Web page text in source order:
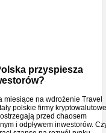
przyspiesza
miesiące na wdrożenie Travel
polskie firmy
przed chaosem
i odpływem inwestorów.